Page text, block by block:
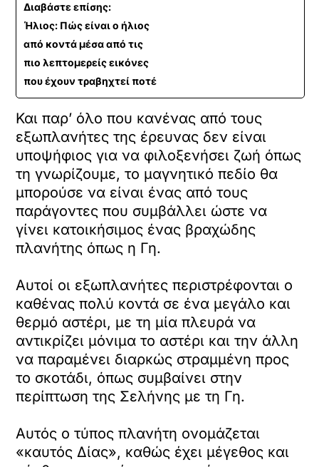
Διαβάστε επίσης:
Ήλιος: Πώς είναι ο ήλιος
από κοντά μέσα από τις
πιο λεπτομερείς εικόνες
που έχουν τραβηχτεί ποτέ
Και παρ’ όλο που κανένας από τους
εξωπλανήτες της έρευνας δεν είναι
υποψήφιος για να φιλοξενήσει ζωή όπως
τη γνωρίζουμε, το μαγνητικό πεδίο θα
μπορούσε να είναι ένας από τους
παράγοντες που συμβάλλει ώστε να
γίνει κατοικήσιμος ένας βραχώδης
πλανήτης όπως η Γη.
Αυτοί οι εξωπλανήτες περιστρέφονται ο
καθένας πολύ κοντά σε ένα μεγάλο και
θερμό αστέρι, με τη μία πλευρά να
αντικρίζει μόνιμα το αστέρι και την άλλη
να παραμένει διαρκώς στραμμένη προς
το σκοτάδι, όπως συμβαίνει στην
περίπτωση της Σελήνης με τη Γη.
Αυτός ο τύπος πλανήτη ονομάζεται
«καυτός Δίας», καθώς έχει μέγεθος και